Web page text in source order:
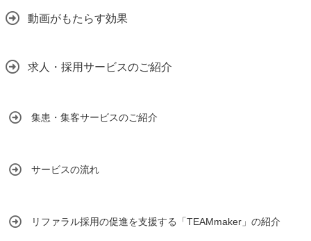
動画がもたらす効果
求人・採用サービスのご紹介
集患・集客サービスのご紹介
サービスの流れ
リファラル採用の促進を支援する「TEAMmaker」の紹介